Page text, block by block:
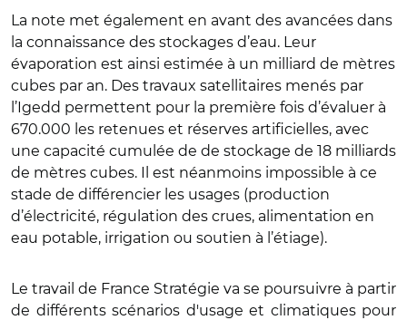
La note met également en avant des avancées dans
la connaissance des stockages d’eau. Leur
évaporation est ainsi estimée à un milliard de mètres
cubes par an. Des travaux satellitaires menés par
l’Igedd permettent pour la première fois d’évaluer à
670.000 les retenues et réserves artificielles, avec
une capacité cumulée de de stockage de 18 milliards
de mètres cubes. Il est néanmoins impossible à ce
stade de différencier les usages (production
d’électricité, régulation des crues, alimentation en
eau potable, irrigation ou soutien à l’étiage).
Le travail de France Stratégie va se poursuivre à partir
de différents scénarios d'usage et climatiques pour